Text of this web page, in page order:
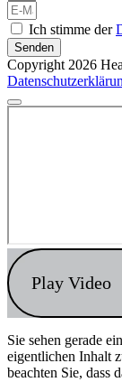
Ich stimme der
Senden
Copyright 2026
Play Video
Sie sehen gerade
eigentlichen Inhalt
beachten Sie, dass